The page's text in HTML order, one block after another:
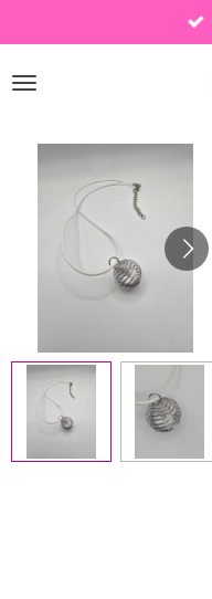
direct
naar